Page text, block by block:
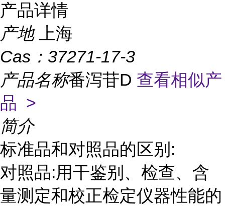
产品详情
产地
上海
Cas： 37271-17-3
产品名称番泻苷D 查看相似产
品 >
简介
标准品和对照品的区别:
对照品:用干鉴别、检查、含
量测定和校正检定仪器性能的